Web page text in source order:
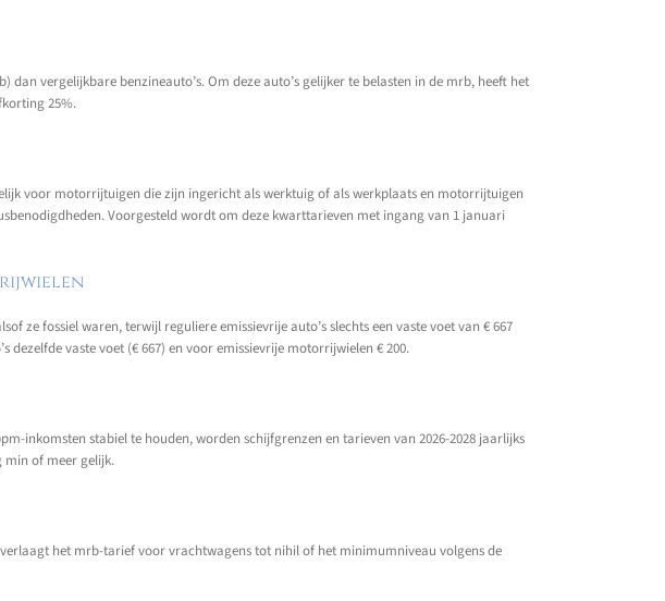
vergelijkbare benzineauto’s. Om deze auto’s gelijker te belasten in de mrb, heeft het
25%.
voor motorrijtuigen die zijn ingericht als werktuig of als werkplaats en motorrijtuigen
Voorgesteld wordt om deze kwarttarieven met ingang van 1 januari
ze fossiel waren, terwijl reguliere emissievrije auto’s slechts een vaste voet van € 667
dezelfde vaste voet (€ 667) en voor emissievrije motorrijwielen € 200.
inkomsten stabiel te houden, worden schijfgrenzen en tarieven van 2026-2028 jaarlijks
min of meer gelijk.
het mrb-tarief voor vrachtwagens tot nihil of het minimumniveau volgens de